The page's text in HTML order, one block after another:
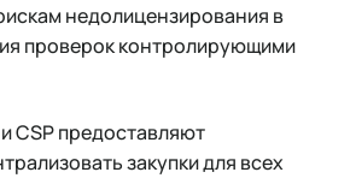
недолицензирования в
проверок контролирующими
CSP предоставляют
закупки для всех